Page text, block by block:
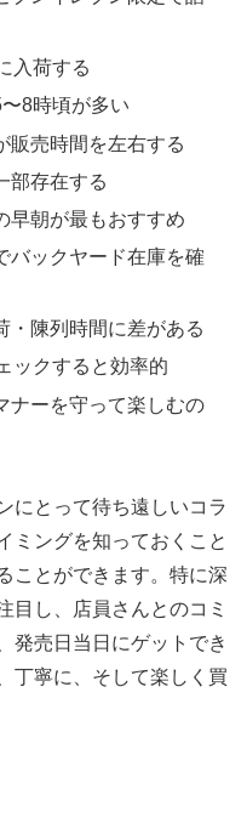
入荷する
8時頃が多い
販売時間を左右する
部存在する
早朝が最もおすすめ
バックヤード在庫を確
・陳列時間に差がある
ックすると効率的
ナーを守って楽しむの
にとって待ち遠しいコラ
ミングを知っておくこと
ことができます。特に深
目し、店員さんとのコミ
発売日当日にゲットでき
丁寧に、そして楽しく買